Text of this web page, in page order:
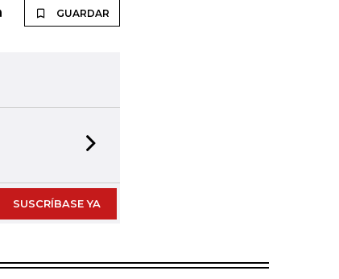
GUARDAR
SUSCRÍBASE YA